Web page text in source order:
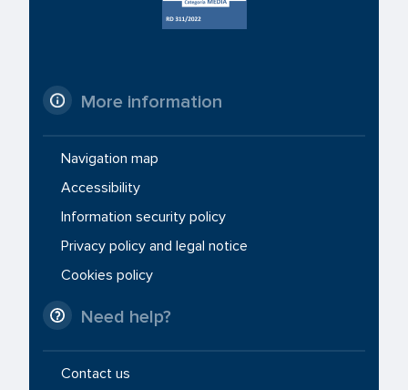
More information
Navigation map
Accessibility
Information security policy
Privacy policy and legal notice
Cookies policy
Need help?
Contact us